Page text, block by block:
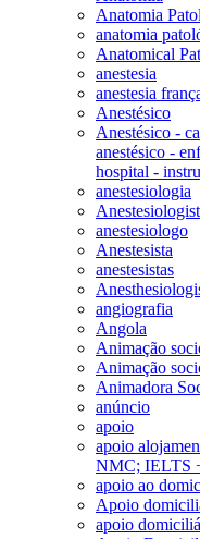
Anatomia
anatomia
Anatomical
anestesia
anestesia
Anestésico
Anestésico -
anestésico -
hospital -
anestesiologia
anestesiologo
Anestesista
anestesistas
angiografia
Angola
Animação
Animação
Animadora
anúncio
apoio
apoio
NMC; IELTS
apoio ao
Apoio
apoio